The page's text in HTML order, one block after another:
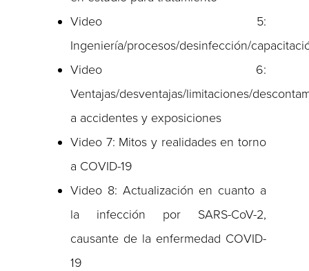
Video 5:
Ingeniería/procesos/desinfección/
Video 6:
Ventajas/desventajas/limitaciones/
a accidentes y exposiciones
Video 7: Mitos y realidades en torno
a COVID-19
Video 8: Actualización en cuanto a
la infección por SARS-CoV-2,
causante de la enfermedad COVID-
19